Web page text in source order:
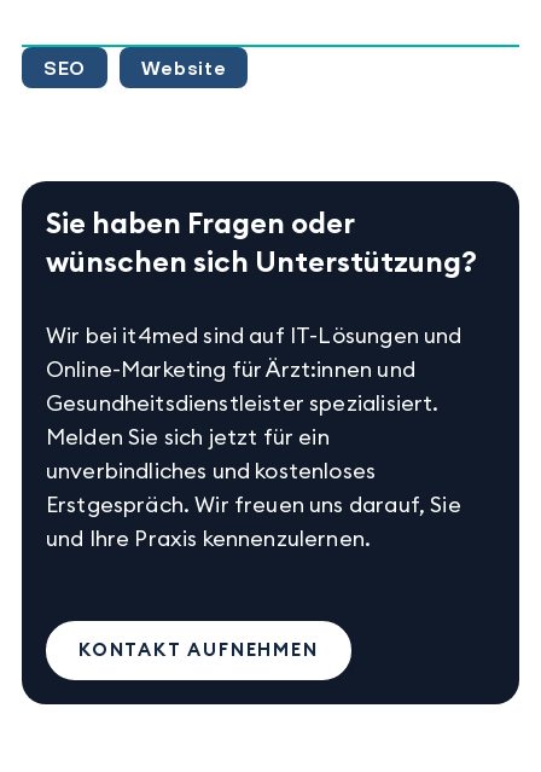
Sie haben Fragen oder
wünschen sich Unterstützung?
Wir bei it4med sind auf IT-Lösungen und
Online-Marketing für Ärzt:innen und
Gesundheitsdienstleister spezialisiert.
Melden Sie sich jetzt für ein
unverbindliches und kostenloses
Erstgespräch. Wir freuen uns darauf, Sie
und Ihre Praxis kennenzulernen.
KONTAKT AUFNEHMEN
SEO Website